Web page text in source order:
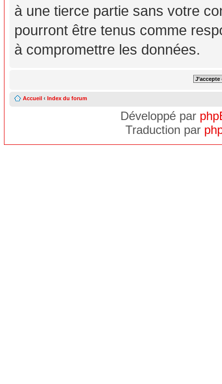
à une tierce partie sans votre
pourront être tenus comme
à compromettre les données.
Accueil ‹ Index du forum
Développé par
Traduction par